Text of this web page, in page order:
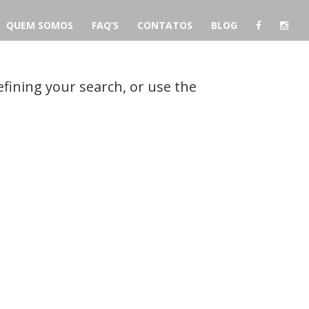
QUEM SOMOS FAQ’S CONTATOS BLOG
your search, or use the